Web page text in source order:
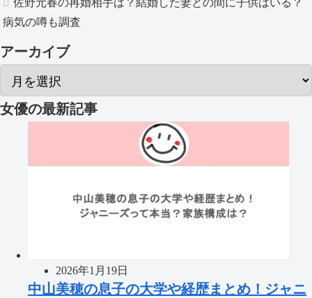
佐野元春の再婚相手は？結婚した妻との間に子供はいる？
病気の噂も調査
アーカイブ
女優の最新記事
2026年1月19日
中山美穂の息子の大学や経歴まとめ！ジャニ